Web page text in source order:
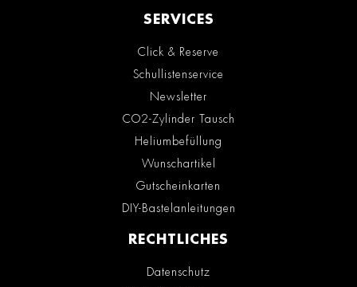
SERVICES
Click & Reserve
Schullistenservice
Newsletter
CO2-Zylinder Tausch
Heliumbefüllung
Wunschartikel
Gutscheinkarten
DIY-Bastelanleitungen
RECHTLICHES
Datenschutz